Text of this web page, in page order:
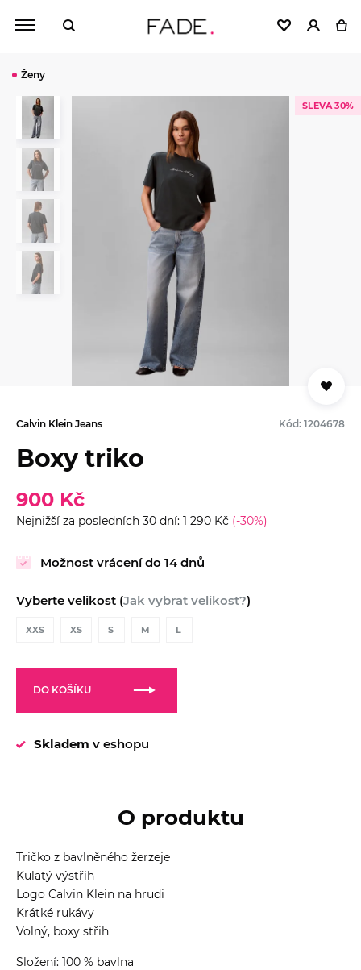
Ženy
SLEVA 30%
Calvin Klein Jeans Kód: 1204678
Boxy triko
900 Kč
Nejnižší za posledních 30 dní: 1 290 Kč (-30%)
Možnost vrácení do 14 dnů
Vyberte velikost (Jak vybrat velikost?)
XXS XS S M L
DO KOŠÍKU
Skladem v eshopu
O produktu
Tričko z bavlněného žerzeje
Kulatý výstřih
Logo Calvin Klein na hrudi
Krátké rukávy
Volný, boxy střih
Složení: 100 % bavlna